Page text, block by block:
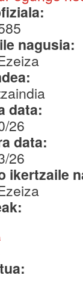
nagusia:
data:
26
data:
26
ikertzaile